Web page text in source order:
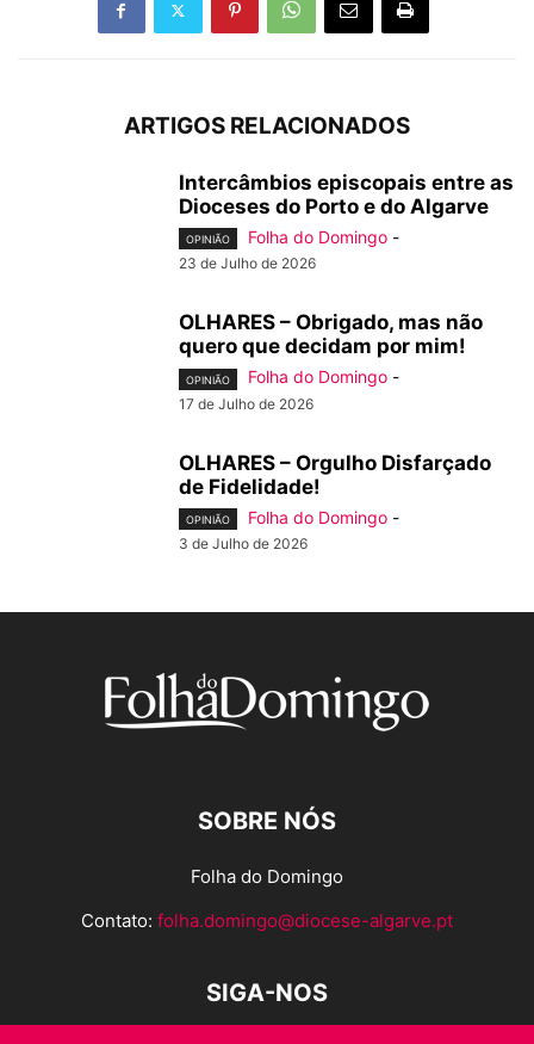
ARTIGOS RELACIONADOS
Intercâmbios episcopais entre as
Dioceses do Porto e do Algarve
OPINIÃO Folha do Domingo -
23 de Julho de 2026
OLHARES – Obrigado, mas não
quero que decidam por mim!
OPINIÃO Folha do Domingo -
17 de Julho de 2026
OLHARES – Orgulho Disfarçado
de Fidelidade!
OPINIÃO Folha do Domingo -
3 de Julho de 2026
SOBRE NÓS
Folha do Domingo
Contato: folha.domingo@diocese-algarve.pt
SIGA-NOS